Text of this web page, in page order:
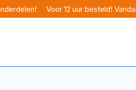
Voor 12 uur besteld!